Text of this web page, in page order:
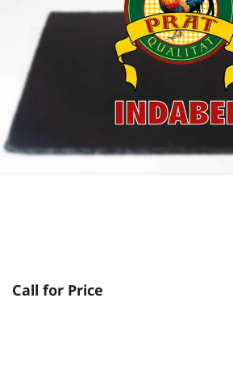
Call for Price